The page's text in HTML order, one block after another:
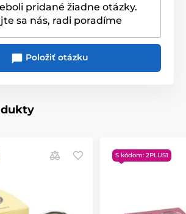
< / p>
pridané žiadne otázky.
sa nás, radi poradíme
Položiť otázku
S kódom: 2PLUS1